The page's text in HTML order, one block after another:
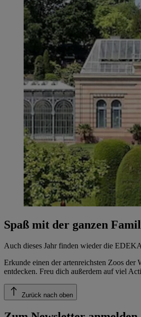
Spaß mit der ganzen
Auch dieses Jahr finden wieder die
Erkunde einen der artenreichsten Zoos der
entdecken. Freu dich außerdem auf viel
Zurück nach oben